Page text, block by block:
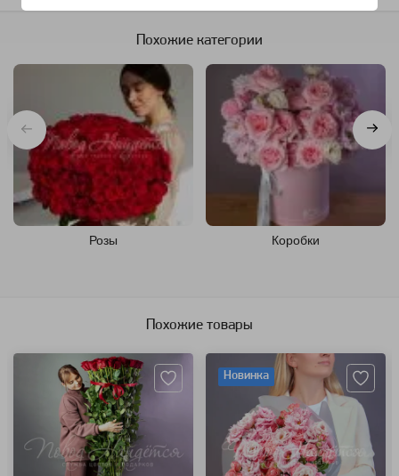
Похожие категории
Розы Коробки
Похожие товары
Новинка